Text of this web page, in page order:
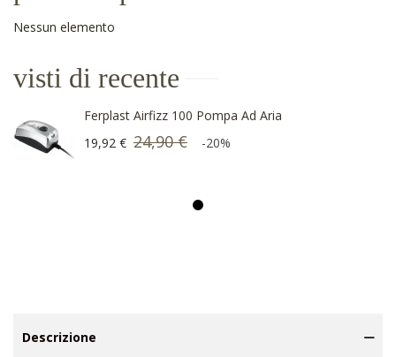
Nessun elemento
visti di recente
Ferplast Airfizz 100 Pompa Ad Aria
19,92 € 24,90 € -20%
Descrizione